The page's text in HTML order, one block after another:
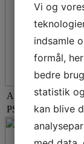
A.P. Møller Fonden
PSK´s nye klubhus
Vi og
indsamle
formål,
bedre
statistik
kan blive